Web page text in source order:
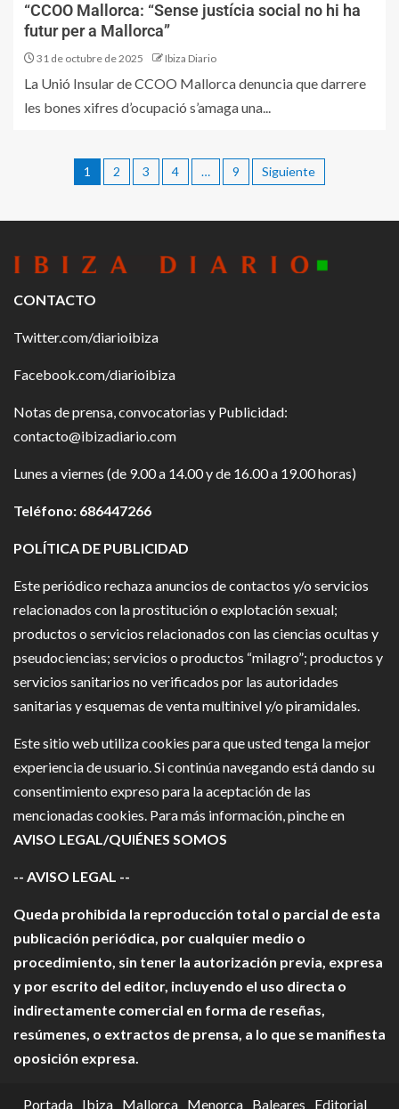
“CCOO Mallorca: “Sense justícia social no hi ha
futur per a Mallorca”
31 de octubre de 2025 Ibiza Diario
La Unió Insular de CCOO Mallorca denuncia que darrere
les bones xifres d’ocupació s’amaga una...
1 2 3 4 … 9 Siguiente
CONTACTO
Twitter.com/diarioibiza
Facebook.com/diarioibiza
Notas de prensa, convocatorias y Publicidad:
contacto@ibizadiario.com
Lunes a viernes (de 9.00 a 14.00 y de 16.00 a 19.00 horas)
Teléfono: 686447266
POLÍTICA DE PUBLICIDAD
Este periódico rechaza anuncios de contactos y/o servicios
relacionados con la prostitución o explotación sexual;
productos o servicios relacionados con las ciencias ocultas y
pseudociencias; servicios o productos “milagro”; productos y
servicios sanitarios no verificados por las autoridades
sanitarias y esquemas de venta multinivel y/o piramidales.
Este sitio web utiliza cookies para que usted tenga la mejor
experiencia de usuario. Si continúa navegando está dando su
consentimiento expreso para la aceptación de las
mencionadas cookies. Para más información, pinche en
AVISO LEGAL/QUIÉNES SOMOS
-- AVISO LEGAL --
Queda prohibida la reproducción total o parcial de esta
publicación periódica, por cualquier medio o
procedimiento, sin tener la autorización previa, expresa
y por escrito del editor, incluyendo el uso directa o
indirectamente comercial en forma de reseñas,
resúmenes, o extractos de prensa, a lo que se manifiesta
oposición expresa.
Portada Ibiza Mallorca Menorca Baleares Editorial